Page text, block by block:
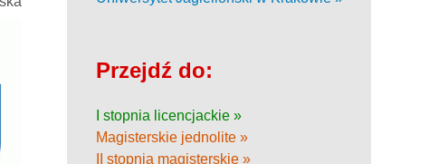
Przejdź do:
I stopnia licencjackie »
Magisterskie jednolite »
II stopnia magisterskie »